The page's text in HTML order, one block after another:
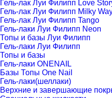
Гель-лак Луи Филипп Love
Гель-лак Луи Филипп Milky
Гель-лак Луи Филипп Tango
Гель-лаки Луи Филипп Neon
Топы и базы Луи Филипп
Гель-лаки Луи Филипп
Топы и базы
Гель-лаки ONENAIL
Базы Топы One Nail
Гель-лаки(шеллаки)
Верхние и завершающие